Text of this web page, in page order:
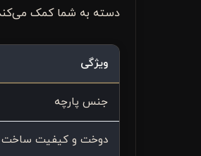
دسته به شما کمک می‌کند
ویژگی
جنس پارچه
دوخت و کیفیت ساخت